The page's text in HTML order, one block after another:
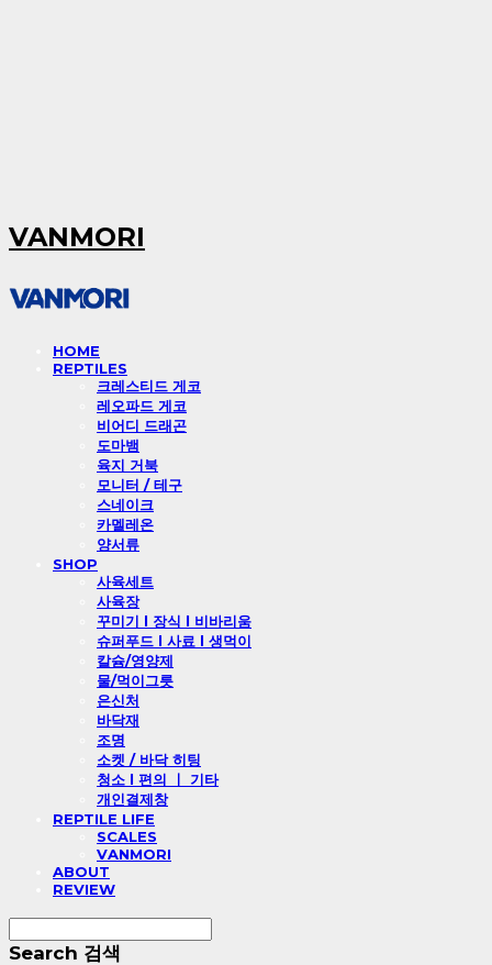
VANMORI
HOME
REPTILES
크레스티드 게코
레오파드 게코
비어디 드래곤
도마뱀
육지 거북
모니터 / 테구
스네이크
카멜레온
양서류
SHOP
사육세트
사육장
꾸미기 l 장식 l 비바리움
슈퍼푸드 l 사료 l 생먹이
칼슘/영양제
물/먹이그릇
은신처
바닥재
조명
소켓 / 바닥 히팅
청소 l 편의 ㅣ 기타
개인결제창
REPTILE LIFE
SCALES
VANMORI
ABOUT
REVIEW
Search 검색